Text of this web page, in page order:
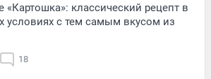
«Картошка»: классический рецепт в
условиях с тем самым вкусом из
18